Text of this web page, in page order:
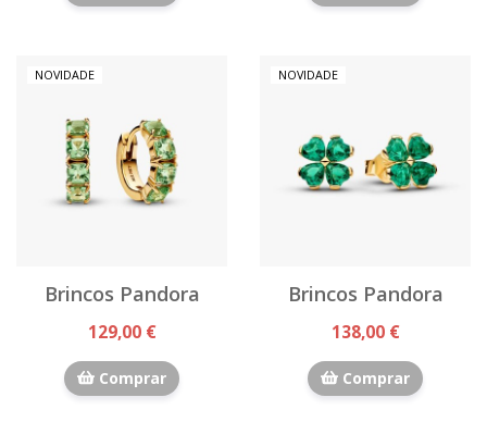
NOVIDADE
Brincos Pandora
129,00 €
Comprar
NOVIDADE
Brincos Pandora
138,00 €
Comprar